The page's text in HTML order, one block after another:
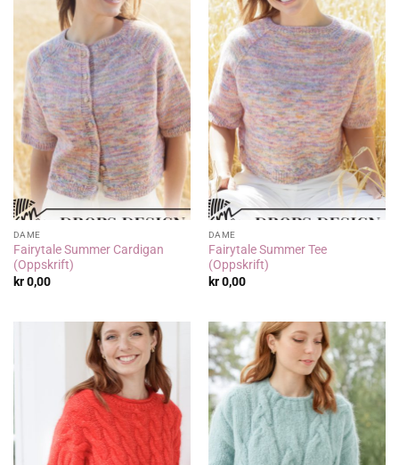
DAME
Fairytale Summer Cardigan
(Oppskrift)
kr0,00
DAME
Fairytale Summer Tee
(Oppskrift)
kr0,00